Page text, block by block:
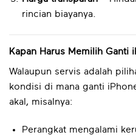
rincian biayanya.
Kapan Harus Memilih Ganti
Walaupun servis adalah
kondisi di mana ganti
akal, misalnya:
Perangkat mengalami